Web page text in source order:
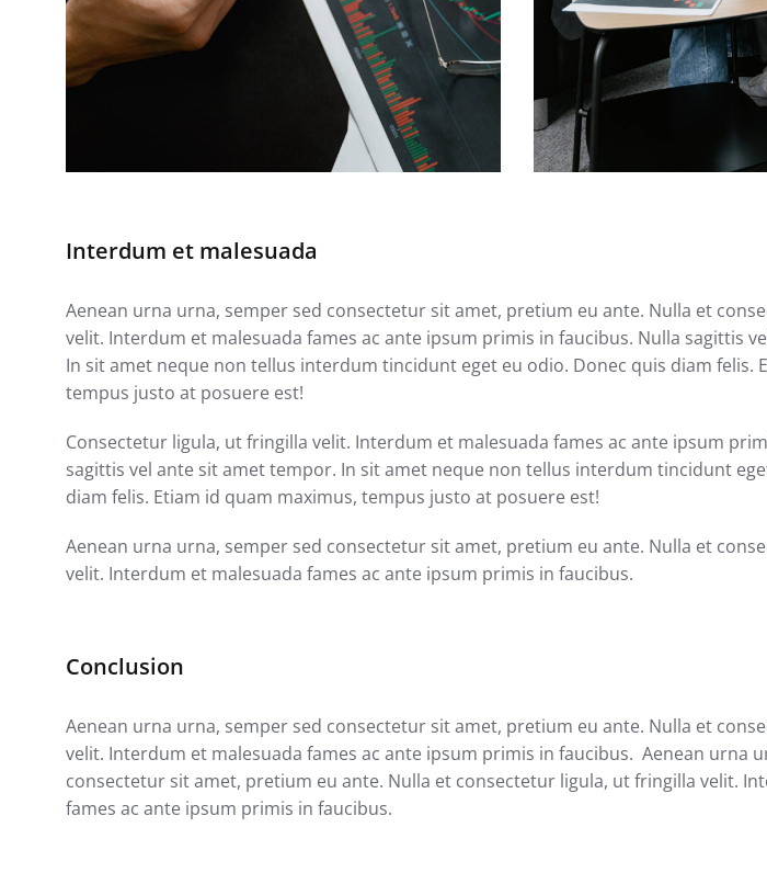
Interdum et malesuada
Aenean urna urna, semper sed consectetur sit amet, pretium eu ante. Nulla et
velit. Interdum et malesuada fames ac ante ipsum primis in faucibus. Nulla sagittis
In sit amet neque non tellus interdum tincidunt eget eu odio. Donec quis diam felis.
tempus justo at posuere est!
Consectetur ligula, ut fringilla velit. Interdum et malesuada fames ac ante ipsum
sagittis vel ante sit amet tempor. In sit amet neque non tellus interdum tincidunt
diam felis. Etiam id quam maximus, tempus justo at posuere est!
Aenean urna urna, semper sed consectetur sit amet, pretium eu ante. Nulla et
velit. Interdum et malesuada fames ac ante ipsum primis in faucibus.
Conclusion
Aenean urna urna, semper sed consectetur sit amet, pretium eu ante. Nulla et
velit. Interdum et malesuada fames ac ante ipsum primis in faucibus. Aenean urna
consectetur sit amet, pretium eu ante. Nulla et consectetur ligula, ut fringilla velit.
fames ac ante ipsum primis in faucibus.